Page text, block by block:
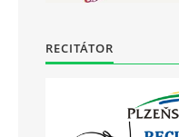
RECITÁTOR